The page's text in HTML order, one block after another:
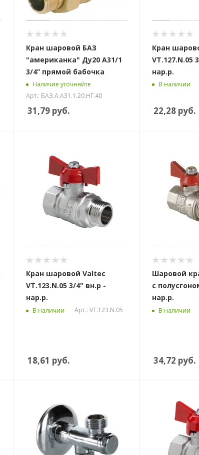
Кран шаровой БАЗ
"американка" Ду20 А31/1
3/4” прямой бабочка
Наличие уточняйте
Арт.: БАЗ.А.А31.1.20.НГ.40
31,79руб.
Кран
VT.127.N.05
нар.р.
В наличии
22,28руб.
Кран шаровой Valtec
VT.123.N.05 3/4" вн.р -
нар.р.
В наличии Арт.: VT.123.N.05
18,61 руб.
Шаровой
с
нар.р.
В наличии
34,72 руб.